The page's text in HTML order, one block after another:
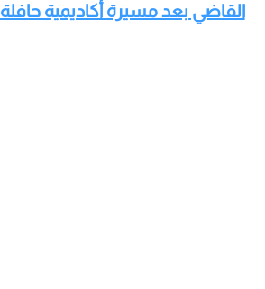
القاضي بعد مسيرة أكاديمية حافلة